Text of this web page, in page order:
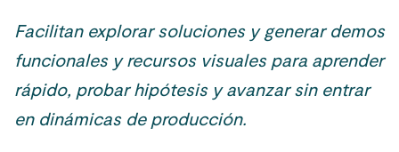
Facilitan explorar soluciones y generar demos
funcionales y recursos visuales para aprender
rápido, probar hipótesis y avanzar sin entrar
en dinámicas de producción.